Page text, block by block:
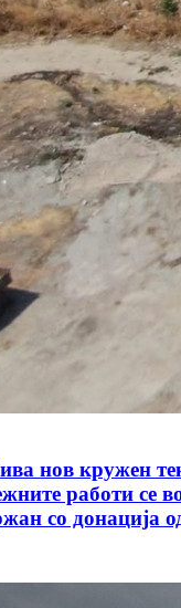
нов кружен
работи се
со донација